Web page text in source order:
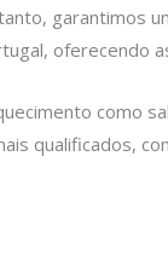
garantimos
oferecendo
como
qualificados,